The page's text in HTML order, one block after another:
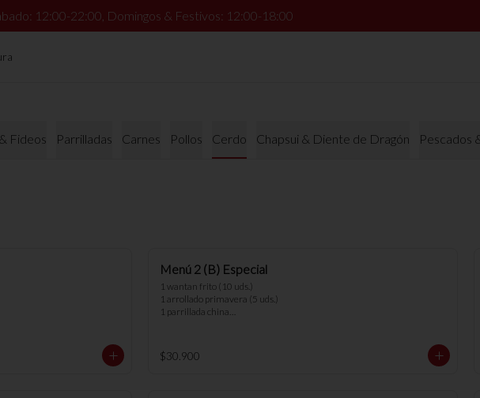
12:00-22:00, Domingos & Festivos: 12:00-18:00
Fideos Parrilladas Carnes Pollos Cerdo Chapsui & Diente de Dragón Pescados
Menú 2 (B) Especial
1 wantan frito (10 uds.)
1 arrollado primavera (5 uds.)
1 parrillada china
*nota: no se pueden hacer cambios en
los menús.
$30.900